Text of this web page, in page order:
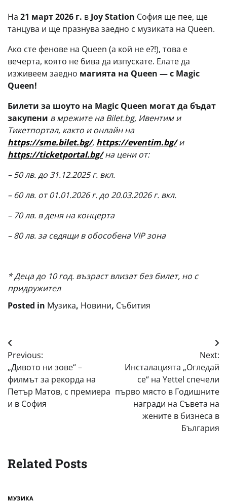
На 21 март 2026 г. вJoy Station София ще пее, ще
танцува и ще празнува заедно с музиката на Queen.
Ако сте фенове на Queen (а кой не е?!), това е
вечерта, която не бива да изпускате. Елате да
изживеем заедно магията на Queen — с Magic
Queen!
Билети за шоуто на Magic Queen могат да бъдат
закупени в мрежите наBilet.bg, Ивентим и
Тикетпортал, както и онлайн на
https://sme.bilet.bg/, https://eventim.bg/и
https://ticketportal.bg/на цени от:
– 50 лв. до 31.12.2025 г. вкл.
– 60 лв. от 01.01.2026 г. до 20.03.2026 г. вкл.
– 70 лв. в деня на концерта
– 80 лв. за седящи в обособена VIP зона
* Деца до 10 год. възраст влизат без билет, но с
придружител
Posted in Музика, Новини, Събития
Навигация
Previous:
„Дивото ни зове“ –
филмът за рекорда на
Петър Матов, с премиера
и в София
Next:
Инсталацията „Огледай
се“ на Yettel спечели
първо място в Годишните
награди на Съвета на
жените в бизнеса в
България
Related Posts
МУЗИКА